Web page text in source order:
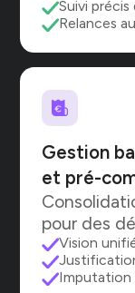
Suivi
Relances
Gestion
et pré-
pour des
Vision
Imputation
COEC
nous
vigueur